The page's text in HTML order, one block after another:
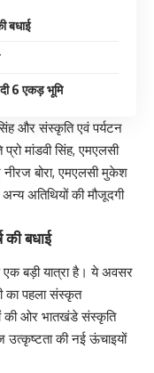
बधाई
6 एकड़ भूमि
और संस्कृति एवं पर्यटन
मांडवी सिंह, एमएलसी
बोरा, एमएलसी मुकेश
अति​थियों की मौजूदगी
की बधाई
एक बड़ी यात्रा है। ये अवसर
का पहला संस्कृत
की ओर भातखंडे संस्कृति
उत्कृष्टता की नई ऊंचाइयों